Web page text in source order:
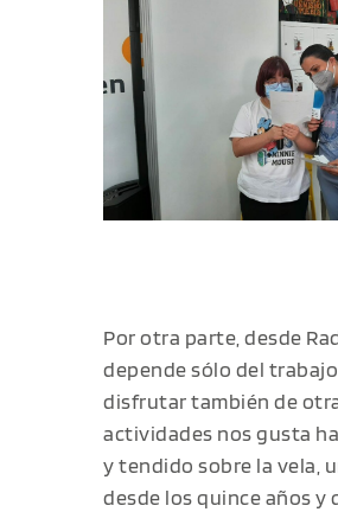
Por otra parte, desde
depende sólo del
disfrutar también de
actividades nos gusta
y tendido sobre la vela,
desde los quince años y